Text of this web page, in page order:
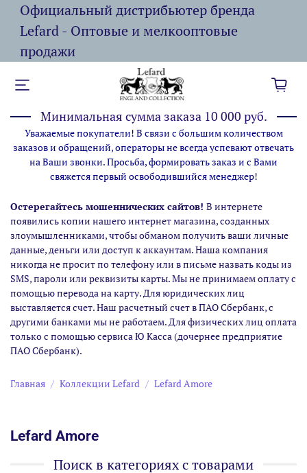
Официальный дистрибьютер бренда
Lefard - Оптовые и мелкооптовые
продажи
Минимальная сумма заказа 10 000 руб.
Уважаемые покупатели! В связи с большим количеством
заказов и обращений, операторы не всегда успевают отвечать
на Ваши звонки. Просьба, формировать заказ и с Вами
свяжется первый освободившийся менеджер!
Остерегайтесь мошеннических сайтов! В интернете
появились копии нашего интернет магазина,созданных
злоумышленниками, чтобы обманом получить ваши личные
данные, деньги или доступ к аккаунтам. Наша компания
никогда не просит по телефону или в письме назвать коды из
SMS, пароли или реквизиты карты. Мы не принимаем оплату с
помощью перевода на карту. Для юридических лиц
выставляется счет. Наш расчетный счет в ПАО Сбербанк, с
другими банками мы не работаем. Для физических лиц оплата
только с помощью сервиса Ю Касса (дочернее предприятие
ПАО Сбербанк).
Главная Коллекции Lefard Lefard Amore
Lefard Amore
Поиск в категориях с товарами